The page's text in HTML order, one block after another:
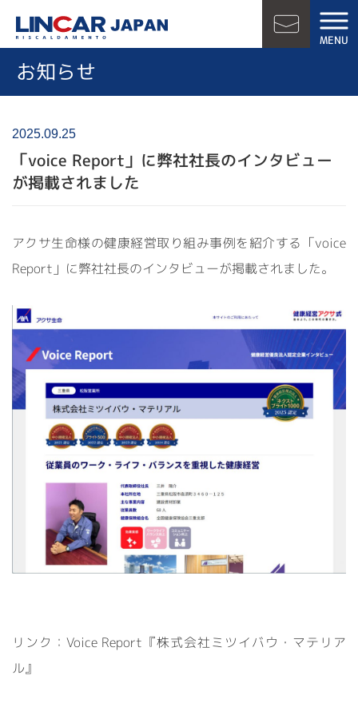
MENU
お知らせ
2025.09.25
「voice Report」に弊社社長のインタビュー
が掲載されました
アクサ生命様の健康経営取り組み事例を紹介する「voice
Report」に弊社社長のインタビューが掲載されました。
リンク： Voice Report『株式会社ミツイバウ・マテリア
ル』